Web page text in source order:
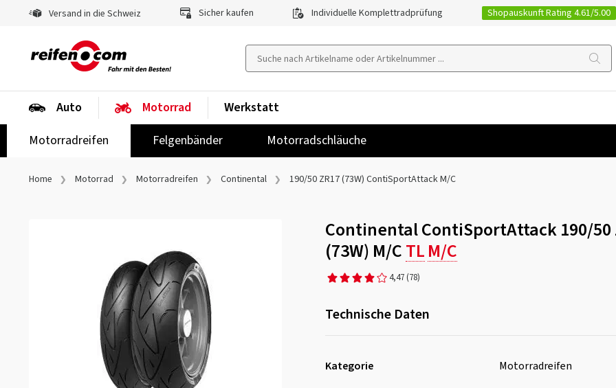
Versand in die Schweiz Sicher kaufen Individuelle Komplettradprüfung Shopauskunft Rating 4.61/5.00
Auto
Motorrad
Motorradreifen
Felgenbänder Motorradschläuche
Werkstatt
Home Motorrad Motorradreifen Continental 190/50 ZR17 (73W) ContiSportAttack M/C
Continental ContiSportAttack 190/50
(73W) M/CTLM/C
4,47 (78)
Technische Daten
Kategorie
Motorradreifen